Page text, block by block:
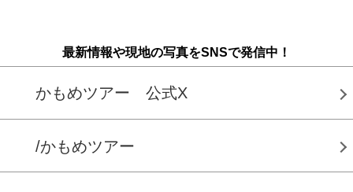
最新情報や現地の写真をSNSで発信中！
かもめツアー 公式X
/かもめツアー